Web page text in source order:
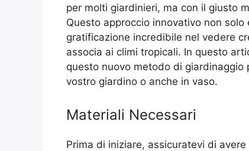
per molti giardinieri, ma con il giusto
Questo approccio innovativo non
gratificazione incredibile nel vedere
associa ai climi tropicali. In questo
questo nuovo metodo di
vostro giardino o anche in vaso.
Materiali Necessari
Prima di iniziare, assicuratevi di